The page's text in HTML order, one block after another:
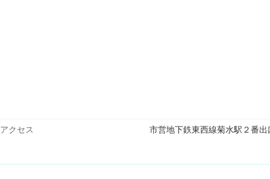
アクセス 市営地下鉄東西線菊水駅２番